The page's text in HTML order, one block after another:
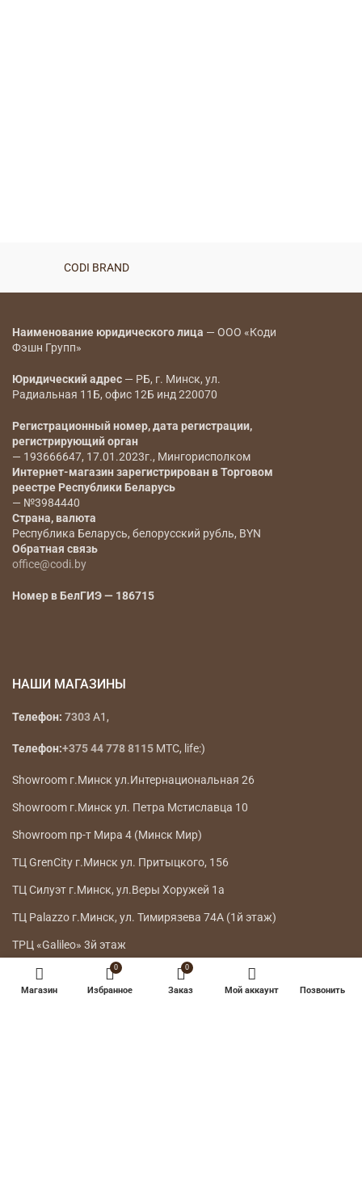
CODI BRAND
Наименование юридического лица — ООО «Коди
Фэшн Групп»
Юридический адрес — РБ, г. Минск, ул.
Радиальная 11Б, офис 12Б инд 220070
Регистрационный номер, дата регистрации,
регистрирующий орган
— 193666647, 17.01.2023г., Мингорисполком
Интернет-магазин зарегистрирован в Торговом
реестре Республики Беларусь
— №3984440
Страна, валюта
Республика Беларусь, белорусский рубль, BYN
Обратная связь
office@codi.by
Номер в БелГИЭ — 186715
НАШИ МАГАЗИНЫ
Телефон: 7303A1,
Телефон:+375 44 778 8115 МТС, life:)
Showroom г.Минск ул.Интернациональная 26
Showroom г.Минск ул. Петра Мстиславца 10
Showroom пр-т Мира 4 (Минск Мир)
ТЦ GrenCity г.Минск ул. Притыцкого, 156
ТЦ Силуэт г.Минск, ул.Веры Хоружей 1а
ТЦ Palazzo г.Минск, ул. Тимирязева 74А (1й этаж)
ТРЦ «Galileo» 3й этаж
ГЛАВНОЕ МЕНЮ
Магазин
0
Избранное
0
Заказ Мой аккаунт Позвонить